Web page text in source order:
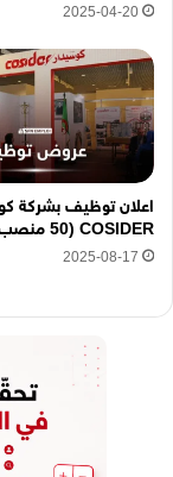
2025-04-20
اعلان توظيف بشركة
COSIDER (50 منصب عمل)
2025-08-17